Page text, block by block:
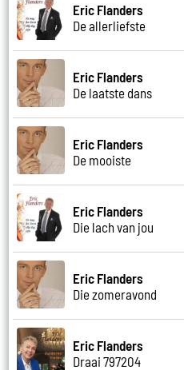
Eric Flanders
De allerliefste
Eric Flanders
De laatste dans
Eric Flanders
De mooiste
Eric Flanders
Die lach van jou
Eric Flanders
Die zomeravond
Eric Flanders
Draai 797204